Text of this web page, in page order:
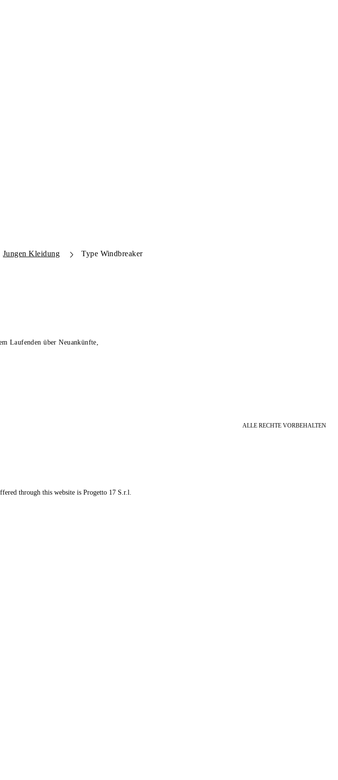
Jungen Kleidung Type Windbreaker
Laufenden über Neuankünfte,
ALLE RECHTE VORBEHALTEN
through this website is Progetto 17 S.r.l.